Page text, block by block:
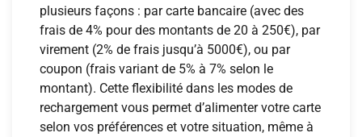
plusieurs façons : par carte bancaire (avec des
frais de 4% pour des montants de 20 à 250€), par
virement (2% de frais jusqu’à 5000€), ou par
coupon (frais variant de 5% à 7% selon le
montant). Cette flexibilité dans les modes de
rechargement vous permet d’alimenter votre carte
selon vos préférences et votre situation, même à